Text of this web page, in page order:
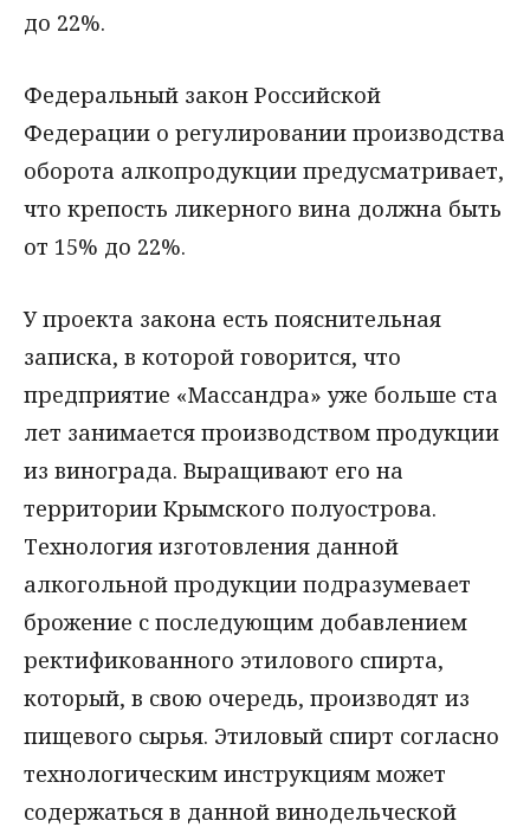
до 22%.
Федеральный закон Российской
Федерации о регулировании производства
оборота алкопродукции предусматривает,
что крепость ликерного вина должна быть
от 15% до 22%.
У проекта закона есть пояснительная
записка, в которой говорится, что
предприятие «Массандра» уже больше ста
лет занимается производством продукции
из винограда. Выращивают его на
территории Крымского полуострова.
Технология изготовления данной
алкогольной продукции подразумевает
брожение с последующим добавлением
ректификованного этилового спирта,
который, в свою очередь, производят из
пищевого сырья. Этиловый спирт согласно
технологическим инструкциям может
содержаться в данной винодельческой